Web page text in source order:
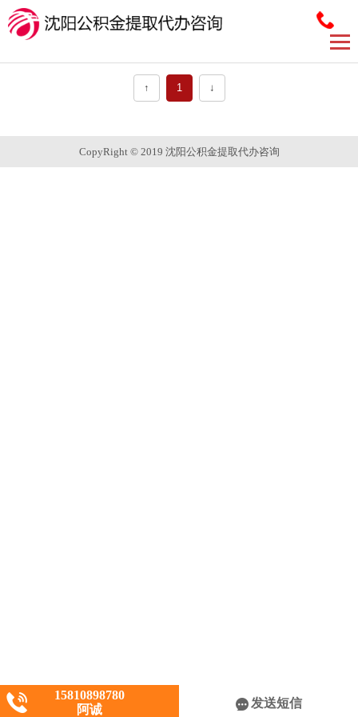
↑ 1 ↓
CopyRight © 2019 沈阳公积金提取代办咨询
15810898780
阿诚
发送短信